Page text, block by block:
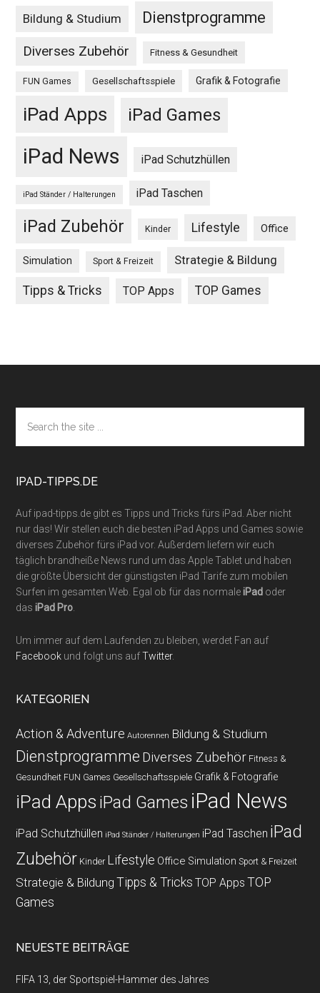
Bildung & Studium Dienstprogramme
Diverses Zubehör Fitness & Gesundheit
FUN Games Gesellschaftsspiele Grafik & Fotografie
iPad Apps iPad Games
iPad News iPad Schutzhüllen
iPad Ständer / Halterungen iPad Taschen
iPad Zubehör Kinder Lifestyle Office
Simulation Sport & Freizeit Strategie & Bildung
Tipps & Tricks TOP Apps TOP Games
Footer
the
site
IPAD-TIPPS.DE
Auf ipad-tipps.de gibt es Tipps und Tricks fürs iPad. Aber nicht
nur das! Wir stellen euch die besten iPad Apps und Games sowie
diverses Zubehör fürs iPad vor. Außerdem liefern wir euch
täglich brandheiße News rund um das Apple Tablet und haben
die größte Übersicht der günstigsten iPad Tarife zum mobilen
Surfen im gesamten Web. Egal ob für das normaleiPad oder
dasiPad Pro
Um immer auf dem Laufenden zu bleiben, werdet Fan auf
Facebook und folgt uns aufTwitter.
KATEGORIEN
Action & Adventure Autorennen Bildung & Studium
Dienstprogramme Diverses Zubehör Fitness &
Gesundheit FUN Games Gesellschaftsspiele Grafik & Fotografie
iPad Apps iPad Games iPad News
iPad Schutzhüllen iPad Ständer / Halterungen iPad Taschen iPad
Zubehör Kinder Lifestyle Office Simulation Sport & Freizeit
Strategie & Bildung Tipps & Tricks TOP Apps TOP
Games
NEUESTE BEITRÄGE
FIFA 13, der Sportspiel-Hammer des Jahres